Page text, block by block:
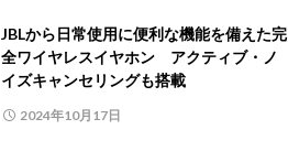
JBLから日常使用に便利な機能を備えた完
全ワイヤレスイヤホン アクティブ・ノ
イズキャンセリングも搭載
2024年10月17日